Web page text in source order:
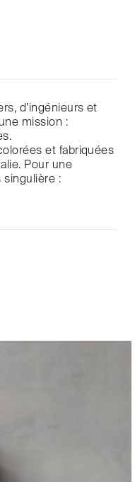
d’ingénieurs et
mission :
et fabriquées
Pour une
singulière :